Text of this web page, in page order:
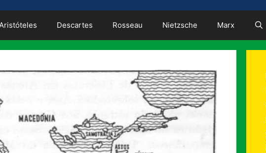
Descartes Rosseau Nietzsche Marx